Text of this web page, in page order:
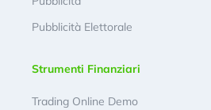
Pubblicità Elettorale
Strumenti Finanziari
Trading Online Demo